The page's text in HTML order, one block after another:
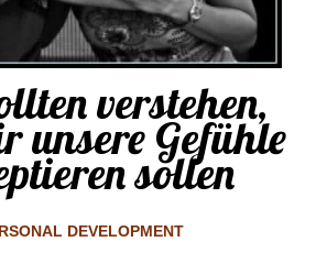
verstehen,
unsere Gefühle
sollen
DEVELOPMENT